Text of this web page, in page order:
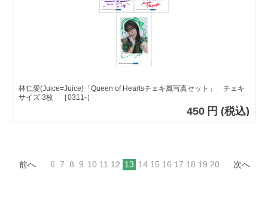
林仁愛(Juice=Juice)「Queen of Heartsチェキ風写真セット」 チェキ
サイズ 3枚 ［0311-］
450 円 (税込)
前へ 6 7 8 9 10 11 12 13 14 15 16 17 18 19 20 次へ